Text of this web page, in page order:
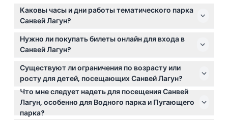
Каковы часы и дни работы тематического парка
Санвей Лагун?
Тематический парк Санвей Лагун открыт с среды
по понедельник с 10:00 до 18:00, а его Ночной парк
работает с 18:00 до 23:00. Парк закрыт по
вторникам, за исключением школьных и
государственных праздников Малайзии (возможны
изменения — пожалуйста, уточняйте при
бронировании).
Нужно ли покупать билеты онлайн для входа в
Санвей Лагун?
Да, вам следует забронировать билеты онлайн на
этом сайте, чтобы гарантировать вход на
предпочитаемую дату. Обратите внимание, что в
одной брони можно указать до 10 человек на одно
имя.
Существуют ли ограничения по возрасту или
росту для детей, посещающих Санвей Лагун?
Дети ростом ниже 90 см проходят бесплатно, а
дети ростом 90 см и выше или младше 13 лет
должны иметь детский билет для входа.
Что мне следует надеть для посещения Санвей
Лагун, особенно для Водного парка и Пугающего
парка?